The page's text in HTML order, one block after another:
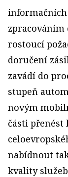
zpracováním
rostoucí
doručení
zavádí do
stupeň
novým
části
nabídnout
kvality